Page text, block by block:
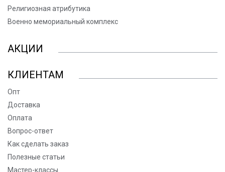
Религиозная атрибутика
Военно мемориальный комплекс
АКЦИИ
КЛИЕНТАМ
Опт
Доставка
Оплата
Вопрос-ответ
Как сделать заказ
Полезные статьи
Мастер-классы